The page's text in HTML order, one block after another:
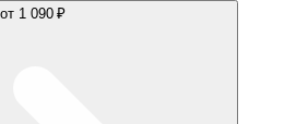
от 1 090 ₽